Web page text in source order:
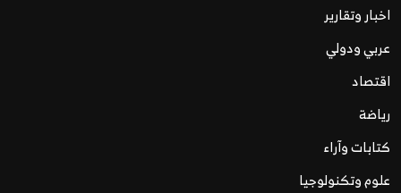
اخبار وتقارير
عربي ودولي
اقتصاد
رياضة
كتابات وآراء
علوم وتكنولوجيا